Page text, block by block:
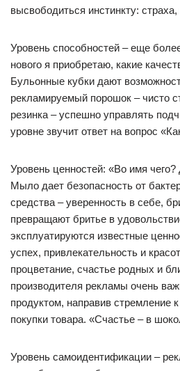
высвободиться инстинкту: страха,
Уровень способностей – еще
нового я приобретаю, какие
Бульонные кубки дают
рекламируемый порошок – чисто
резинка – успешно управлять
уровне звучит ответ на вопрос
Уровень ценностей: «Во имя чего?
Мыло дает безопасность от
средства – уверенность в себе,
превращают бритье в
эксплуатируются известные
успех, привлекательность и
процветание, счастье родных и
производителя рекламы очень
продуктом, направив стремление
покупки товара. «Счастье – в
Уровень самоидентификации –